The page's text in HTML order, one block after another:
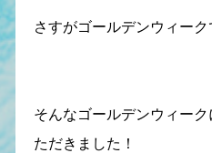
さすがゴールデンウィーク
そんなゴールデンウィー
ただきました！